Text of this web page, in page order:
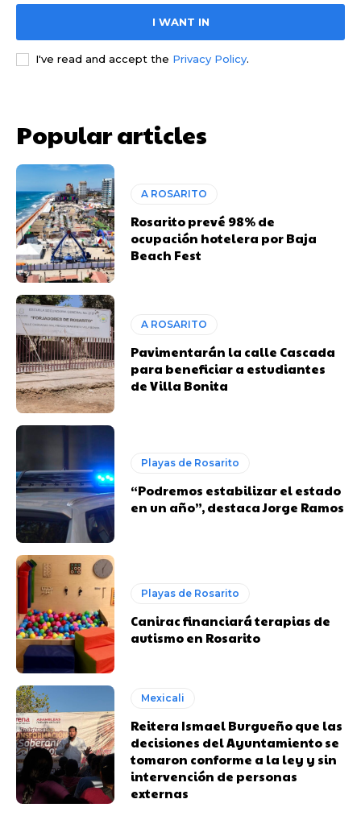
I WANT IN
I've read and accept the Privacy Policy.
Popular articles
A ROSARITO
Rosarito prevé 98% de
ocupación hotelera por Baja
Beach Fest
A ROSARITO
Pavimentarán la calle Cascada
para beneficiar a estudiantes
de Villa Bonita
Playas de Rosarito
“Podremos estabilizar el estado
en un año”, destaca Jorge Ramos
Playas de Rosarito
Canirac financiará terapias de
autismo en Rosarito
Mexicali
Reitera Ismael Burgueño que las
decisiones del Ayuntamiento se
tomaron conforme a la ley y sin
intervención de personas
externas